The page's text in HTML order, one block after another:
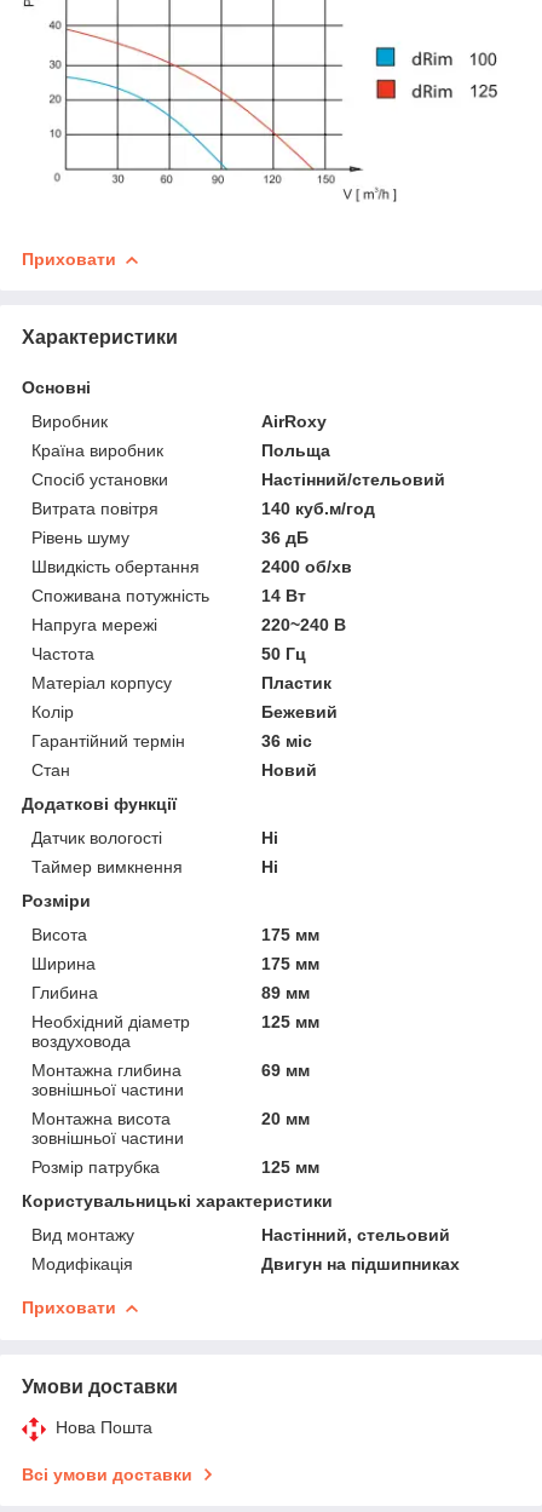
Приховати
Характеристики
Основні
Виробник
AirRoxy
Країна виробник
Польща
Спосіб установки
Настінний/стельовий
Витрата повітря
140 куб.м/год
Рівень шуму
36 дБ
Швидкість обертання
2400 об/хв
Споживана потужність
14 Вт
Напруга мережі
220~240 В
Частота
50 Гц
Матеріал корпусу
Пластик
Колір
Бежевий
Гарантійний термін
36 міс
Стан
Новий
Додаткові функції
Датчик вологості
Ні
Таймер вимкнення
Ні
Розміри
Висота
175 мм
Ширина
175 мм
Глибина
89 мм
Необхідний діаметр
воздуховода
125 мм
Монтажна глибина
зовнішньої частини
69 мм
Монтажна висота
зовнішньої частини
20 мм
Розмір патрубка
125 мм
Користувальницькі характеристики
Вид монтажу
Настінний, стельовий
Модифікація
Двигун на підшипниках
Приховати
Умови доставки
Нова Пошта
Всі умови доставки